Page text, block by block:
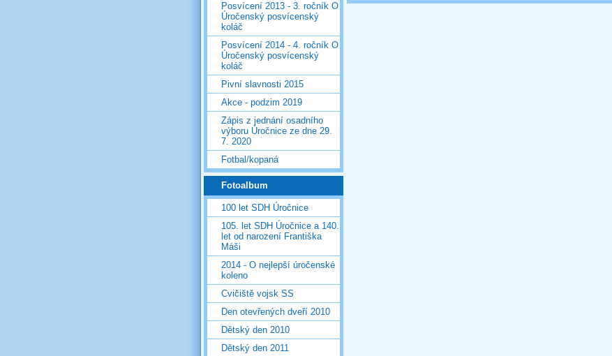
Posvícení 2013 - 3. ročník O
Úročenský posvícenský
koláč
Posvícení 2014 - 4. ročník O
Úročenský posvícenský
koláč
Pivní slavnosti 2015
Akce - podzim 2019
Zápis z jednání osadního
výboru Úročnice ze dne 29.
7. 2020
Fotbal/kopaná
Fotoalbum
100 let SDH Úročnice
105. let SDH Úročnice a 140.
let od narození Františka
Máši
2014 - O nejlepší úročenské
koleno
Cvičiště vojsk SS
Den otevřených dveří 2010
Dětský den 2010
Dětský den 2011